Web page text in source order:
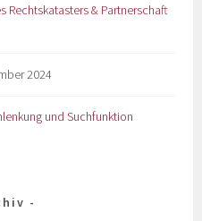
Rechtskatasters & Partnerschaft
2024
und Suchfunktion